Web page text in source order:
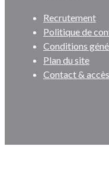
Recrutement
Politique de
Conditions
Plan du site
Contact & accès